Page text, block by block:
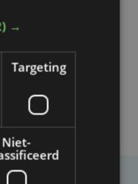
rijstroken
→
Targeting
Niet-